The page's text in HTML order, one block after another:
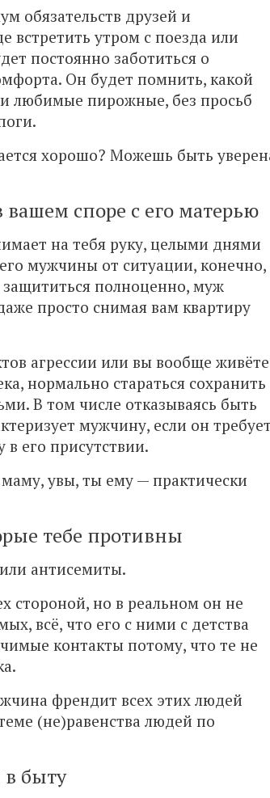
обязательств друзей и
встретить утром с поезда или
постоянно заботиться о
Он будет помнить, какой
любимые пирожные, без просьб
хорошо? Можешь быть
споре с его матерью
на тебя руку, целыми днями
мужчины от ситуации, конечно,
полноценно, муж
просто снимая вам квартиру
агрессии или вы вообще живёте
нормально стараться сохранить
В том числе отказываясь быть
мужчину, если он
его присутствии.
увы, ты ему — практически
тебе противны
антисемиты.
стороной, но в реальном он не
всё, что его с ними с детства
контакты потому, что те не
френдит всех этих людей
(не)равенства людей по
быту